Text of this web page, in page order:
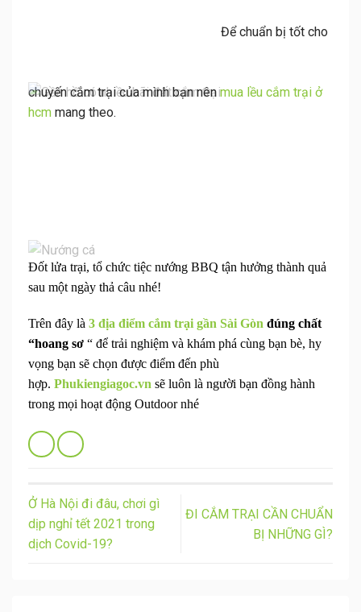
Để chuẩn bị tốt cho
chuyến cắm trại của mình bạn nênmua lều cắm trại ở
hcm mang theo.
Đốt lửa trại, tổ chức tiệc nướng BBQ tận hưởng thành quả
sau một ngày thả câu nhé!
Trên đây là 3 địa điểm cắm trại gần Sài Gòn đúng chất
“hoang sơ “ để trải nghiệm và khám phá cùng bạn bè, hy
vọng bạn sẽ chọn được điểm đến phù
hợp. Phukiengiagoc.vn sẽ luôn là người bạn đồng hành
trong mọi hoạt động Outdoor nhé
Ở Hà Nội đi đâu, chơi gì
dịp nghỉ tết 2021 trong
dịch Covid-19?
ĐI CẮM TRẠI CẦN CHUẨN
BỊ NHỮNG GÌ?